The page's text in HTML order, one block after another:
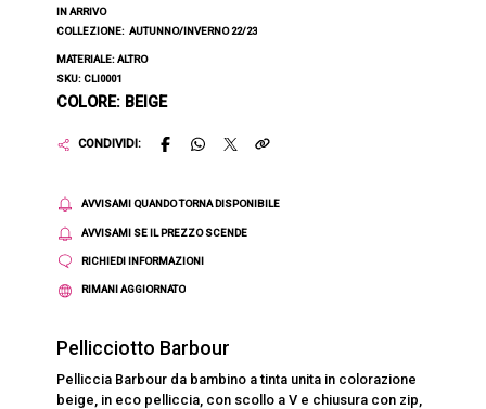
IN ARRIVO
COLLEZIONE: AUTUNNO/INVERNO 22/23
MATERIALE: ALTRO
SKU: CLI0001
COLORE: BEIGE
CONDIVIDI:
AVVISAMI QUANDO TORNA DISPONIBILE
AVVISAMI SE IL PREZZO SCENDE
RICHIEDI INFORMAZIONI
RIMANI AGGIORNATO
Pellicciotto Barbour
Pelliccia Barbour da bambino a tinta unita in colorazione
beige, in eco pelliccia, con scollo a V e chiusura con zip,